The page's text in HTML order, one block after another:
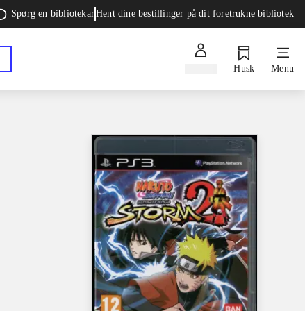
Spørg en bibliotekarHent dine bestillinger på dit foretrukne bibliotek
Husk Menu